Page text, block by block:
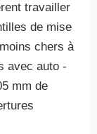
travailler
de mise
chers à
avec auto -
mm de